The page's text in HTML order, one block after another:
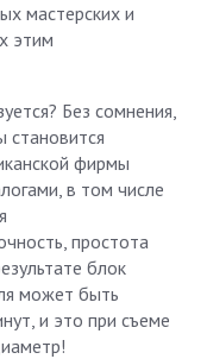
мастерских и
этим
Без сомнения,
фирмы
в том числе
простота
блок
может быть
и это при съеме